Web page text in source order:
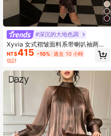
#深沉的大地色調
Xyvia 女式褶皱面料系带喇叭袖两件
套，适合派对、工作/办公室、秋冬
NT$415 -10% 過去 10 小時
估計